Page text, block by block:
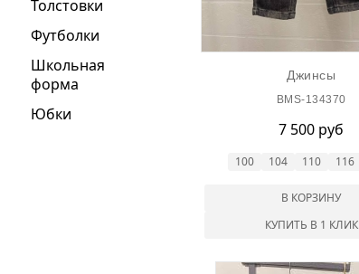
Толстовки
Футболки
Школьная
форма
Юбки
Джинсы
BMS-134370
7 500 руб
100 104 110 116
В КОРЗИНУ
КУПИТЬ В 1 КЛИК